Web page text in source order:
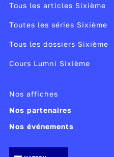
Tous les articles Sixième
Toutes les séries Sixième
Tous les dossiers Sixième
Cours Lumni Sixième
Nos affiches
Nos partenaires
Nos événements